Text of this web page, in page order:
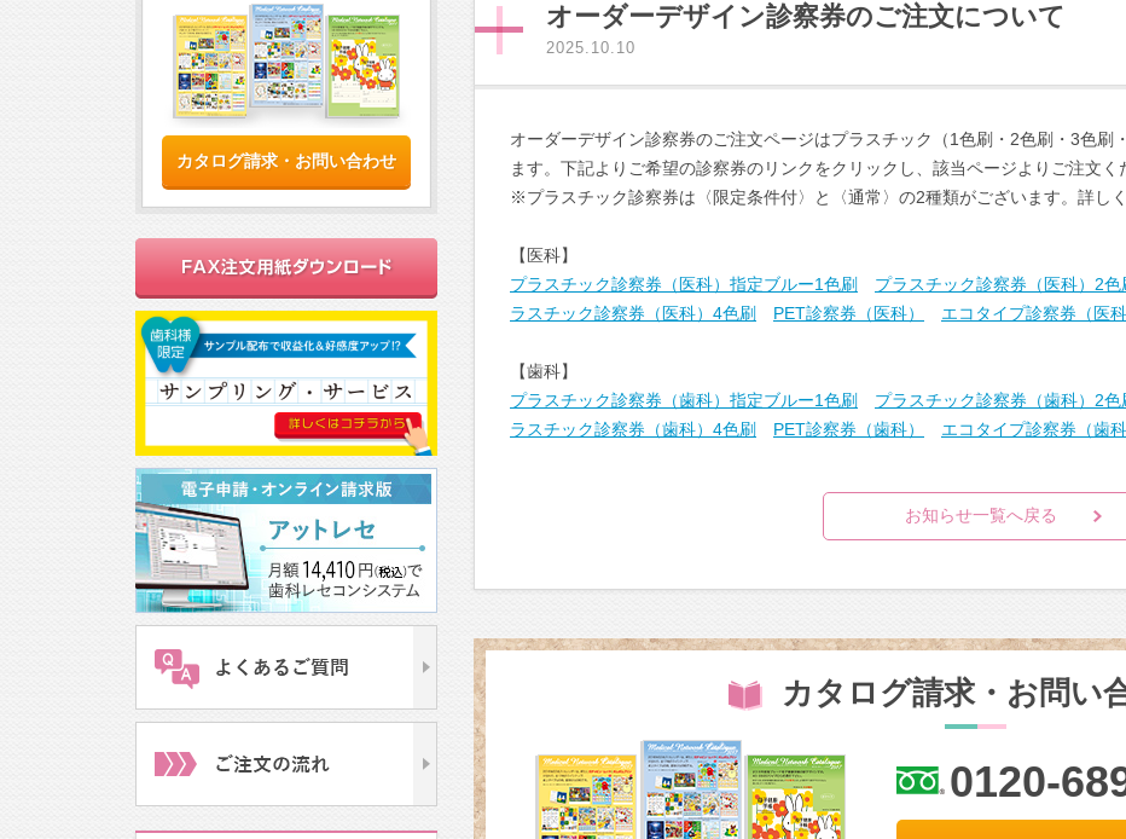
オーダーデザイン診察券のご注文について
オーダーデザイン診察券のご注文ページはプラスチック（1色刷・2色刷・3色刷
ます。下記よりご希望の診察券のリンクをクリックし、該当ページよりご注文く
※プラスチック診察券は〈限定条件付〉と〈通常〉の2種類がございます。詳し
【医科】
プラスチック診察券（医科）指定ブルー1色刷
プラスチック診察券（医科）2色
ラスチック診察券（医科）4色刷
PET診察券（医科） エコタイプ診察券（医科
【歯科】
プラスチック診察券（歯科）指定ブルー1色刷
プラスチック診察券（歯科）2色
ラスチック診察券（歯科）4色刷
PET診察券（歯科） エコタイプ診察券（歯科
お知らせ一覧へ戻る
カタログ請求・お問い
0120-
カタログ請求・お問い合わせ